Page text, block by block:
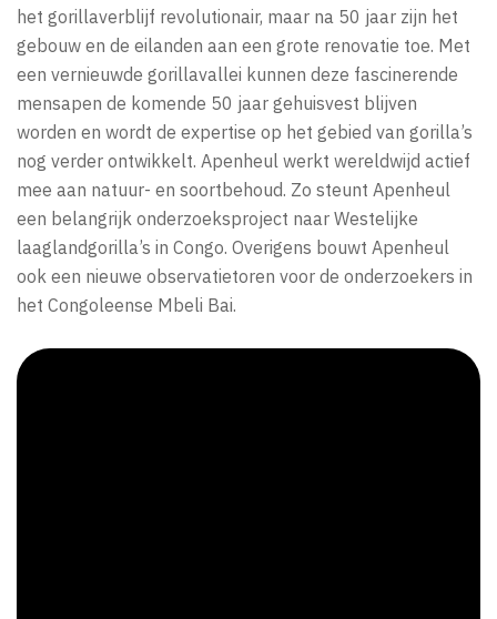
het gorillaverblijf revolutionair, maar na 50 jaar zijn het
gebouw en de eilanden aan een grote renovatie toe. Met
een vernieuwde gorillavallei kunnen deze fascinerende
mensapen de komende 50 jaar gehuisvest blijven
worden en wordt de expertise op het gebied van gorilla’s
nog verder ontwikkelt. Apenheul werkt wereldwijd actief
mee aan natuur- en soortbehoud. Zo steunt Apenheul
een belangrijk onderzoeksproject naar Westelijke
laaglandgorilla’s in Congo. Overigens bouwt Apenheul
ook een nieuwe observatietoren voor de onderzoekers in
het Congoleense Mbeli Bai.